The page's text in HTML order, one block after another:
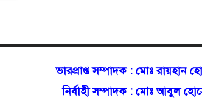
ভারপ্রাপ্ত সম্পাদক : মোঃ রায়হান
নির্বাহী সম্পাদক : মোঃ আবুল